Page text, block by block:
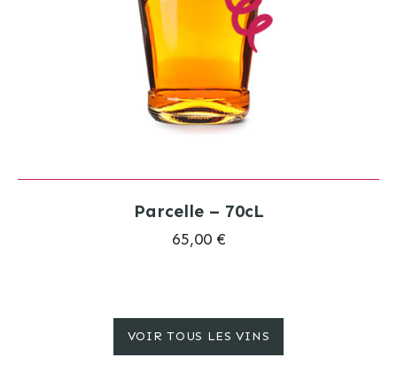
Parcelle – 70cL
65,00 €
VOIR TOUS LES VINS